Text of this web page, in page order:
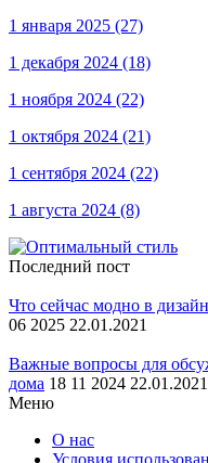
1 января 2025 (27)
1 декабря 2024 (18)
1 ноября 2024 (22)
1 октября 2024 (21)
1 сентября 2024 (22)
1 августа 2024 (8)
Последний пост
Что сейчас модно в
06 2025 22.01.2021
Важные вопросы для
дома 18 11 2024 22.01.2021
Меню
О нас